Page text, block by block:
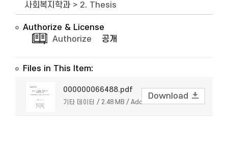
사회복지학과 > 2. Thesis
Authorize & License
Authorize
공개
Files in This Item:
000000066488.pdf
기타 데이터 / 2.48 MB / Adobe PDF
Download